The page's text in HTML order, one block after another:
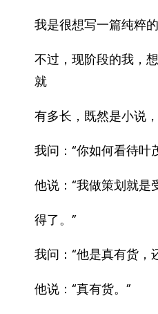
我是很想写一篇纯粹
不过，现阶段的我，
就
有多长，既然是小说
我问：“你如何看待叶
他说：“我做策划就
得了。”
我问：“他是真有货，
他说：“真有货。”